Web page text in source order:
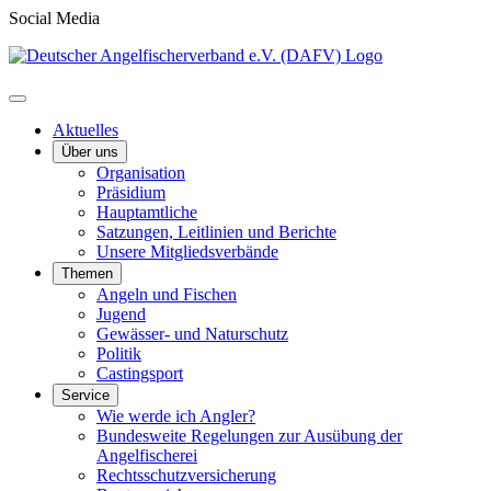
Social Media
Aktuelles
Über uns
Organisation
Präsidium
Hauptamtliche
Satzungen, Leitlinien und Berichte
Unsere Mitgliedsverbände
Themen
Angeln und Fischen
Jugend
Gewässer- und Naturschutz
Politik
Castingsport
Service
Wie werde ich Angler?
Bundesweite Regelungen zur Ausübung der
Angelfischerei
Rechtsschutzversicherung